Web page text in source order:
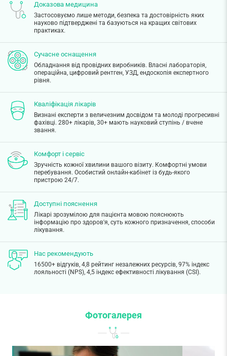
Доказова медицина
Застосовуємо лише методи, безпека та достовірність яких
науково підтверджені та базуються на кращих світових
практиках.
Сучасне оснащення
Обладнання від провідних виробників. Власні лабораторія,
операційна, цифровий рентген, УЗД, ендоскопія експертного
рівня.
Кваліфікація лікарів
Визнані експерти з величезним досвідом та молоді прогресивні
фахівці. 280+ лікарів, 30+ мають науковий ступінь / вчене
звання.
Комфорт і сервіс
Зручність кожної хвилини вашого візиту. Комфортні умови
перебування. Особистий онлайн-кабінет із будь-якого
пристрою 24/7.
Доступні пояснення
Лікарі зрозумілою для пацієнта мовою пояснюють
інформацію про здоров'я, суть кожного призначення, способи
лікування.
Нас рекомендують
16500+ відгуків, 4,8 рейтинг незалежних ресурсів, 97% індекс
лояльності (NPS), 4,5 індекс ефективності лікування (CSI).
Фотогалерея